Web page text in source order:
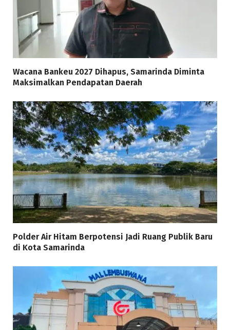
Wacana Bankeu 2027 Dihapus, Samarinda Diminta
Maksimalkan Pendapatan Daerah
Polder Air Hitam Berpotensi Jadi Ruang Publik Baru
di Kota Samarinda